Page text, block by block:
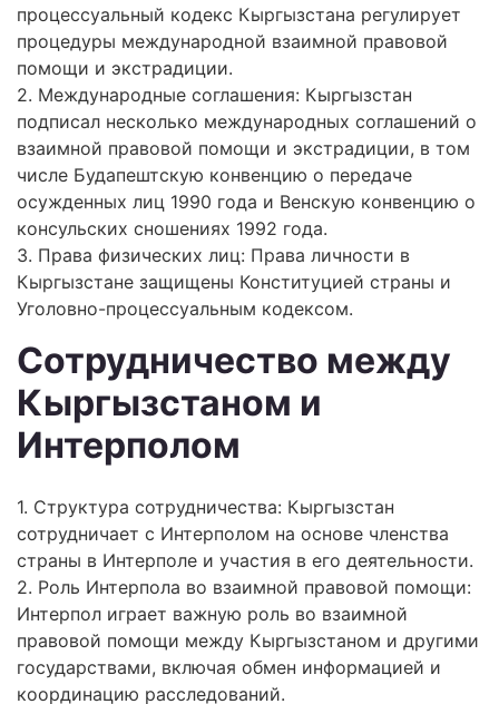
процессуальный кодекс Кыргызстана регулирует
процедуры международной взаимной правовой
помощи и экстрадиции.
2. Международные соглашения: Кыргызстан
подписал несколько международных соглашений о
взаимной правовой помощи и экстрадиции, в том
числе Будапештскую конвенцию о передаче
осужденных лиц 1990 года и Венскую конвенцию о
консульских сношениях 1992 года.
3. Права физических лиц: Права личности в
Кыргызстане защищены Конституцией страны и
Уголовно-процессуальным кодексом.
Сотрудничество между
Кыргызстаном и
Интерполом
1. Структура сотрудничества: Кыргызстан
сотрудничает с Интерполом на основе членства
страны в Интерполе и участия в его деятельности.
2. Роль Интерпола во взаимной правовой помощи:
Интерпол играет важную роль во взаимной
правовой помощи между Кыргызстаном и другими
государствами, включая обмен информацией и
координацию расследований.